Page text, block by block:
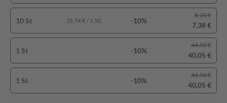
10 St (0,74 € / 1 St) -10%
8,20 €
7,38 €
1 St -10%
44,50 €
40,05 €
1 St -10%
44,50 €
40,05 €